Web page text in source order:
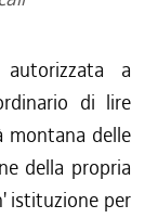
a
di lire
montana delle
della propria
istituzione per